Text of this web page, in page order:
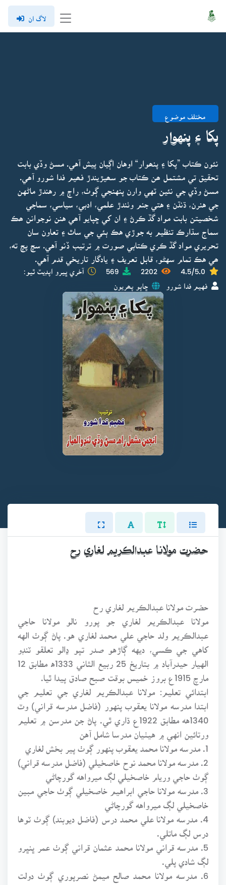
لاگ ان
مختلف موضوع
پکا ۽ پنهوار
نئون ڪتاب ”پکا ۽ پنھوار“ اوهان اڳيان پيش آهي. مسڻ وڏي بابت
تحقيق تي مشتمل ھن ڪتاب جو سھيڙيندڙ فھيم فدا شورو آھي.
مسڻ وڏي جي نئين ٽهي وارن پنهنجي ڳوٺ، راڄ ۾ رهندڙ ماڻهن
جي هنرن، ڌنڌن ۽ هتي جنم وٺندڙ علمي، ادبي، سياسي، سماجي
شخصيتن بابت مواد گڏ ڪرڻ ۽ ان کي ڇپايو آھي هنن نوجوانن ھڪ
سماج سڌارڪ تنظيم به جوڙي هڪ ٻئي جي ساٿ ۽ تعاون سان
تحريري مواد گڏ ڪري ڪتابي صورت ۾ ترتيب ڏنو آهي. سچ پچ ته،
ھي هڪ تمام سهڻو، قابل تعريف ۽ يادگار تاريخي قدم آهي.
4.5/5.0
2202
569 آخري ڀيرو اپڊيٽ ٿيو:
فهيم فدا شورو ڇاپو پھريون
حضرت مولانا عبدالڪريم لغاري رح
حضرت مولانا عبدالڪريم لغاري رح
مولانا عبدالڪريم لغاري جو پورو نالو مولانا حاجي
عبدالڪريم ولد حاجي علي محمد لغاري هو. پاڻ ڳوٺ الهه
کاهي جي ڪسي، ديهه ڳاڙهو صدر تپو ڍالو تعلقو ٽنڊو
الهيار حيدرآباد ۾ بتاريخ 25 ربيع الثاني 1333ﻫ مطابق 12
مارچ 1915ع بروز خميس بوقت صبح صادق پيدا ٿيا.
ابتدائي تعليم: مولانا عبدالڪريم لغاري جي تعليم جي
ابتدا مدرسه مولانا يعقوب پنهور (فاضل مدرسه قراني) وٽ
1340هه مطابق 1922ع ڌاري ٿي. پاڻ جن مدرسن ۾ تعليم
ورتائين انهي ۾ هيٺيان مدرسا شامل آهن
1. مدرسه مولانا محمد يعقوب پنهور ڳوٺ پير بخش لغاري
2. مدرسه مولانا محمد نوح خاصخيلي (فاضل مدرسه قراني)
ڳوٺ حاجي وريام خاصخيلي لڳ ميرواهه گورچاڻي
3. مدرسه مولانا حاجي ابراهيم خاصخيلي ڳوٺ حاجي مبين
خاصخيلي لڳ ميرواهه گورچاڻي
4. مدرسه مولانا علي محمد درس (فاضل ديوبند) ڳوٺ ٽوها
درس لڳ ماتلي.
5. مدرسه قراني مولانا محمد عثمان قراني ڳوٺ عمر ڀنڀرو
لڳ شادي پلي.
6. مدرسه مولانا محمد صالح ميمڻ نصرپوري ڳوٺ دولت